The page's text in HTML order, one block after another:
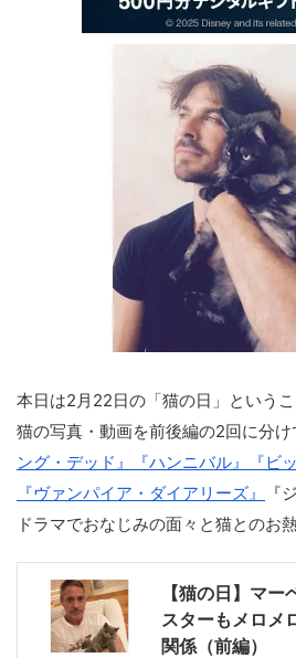
本日は2月22日の「猫の日」という
猫の写真・動画を前後編の2回に分
ング・デッド』
『ハンニバル』
『ビ
『ヴァンパイア・ダイアリーズ』
『
ドラマでおなじみの面々と猫とのお
【猫の日】マ
スターもメロメ
関係（前編）